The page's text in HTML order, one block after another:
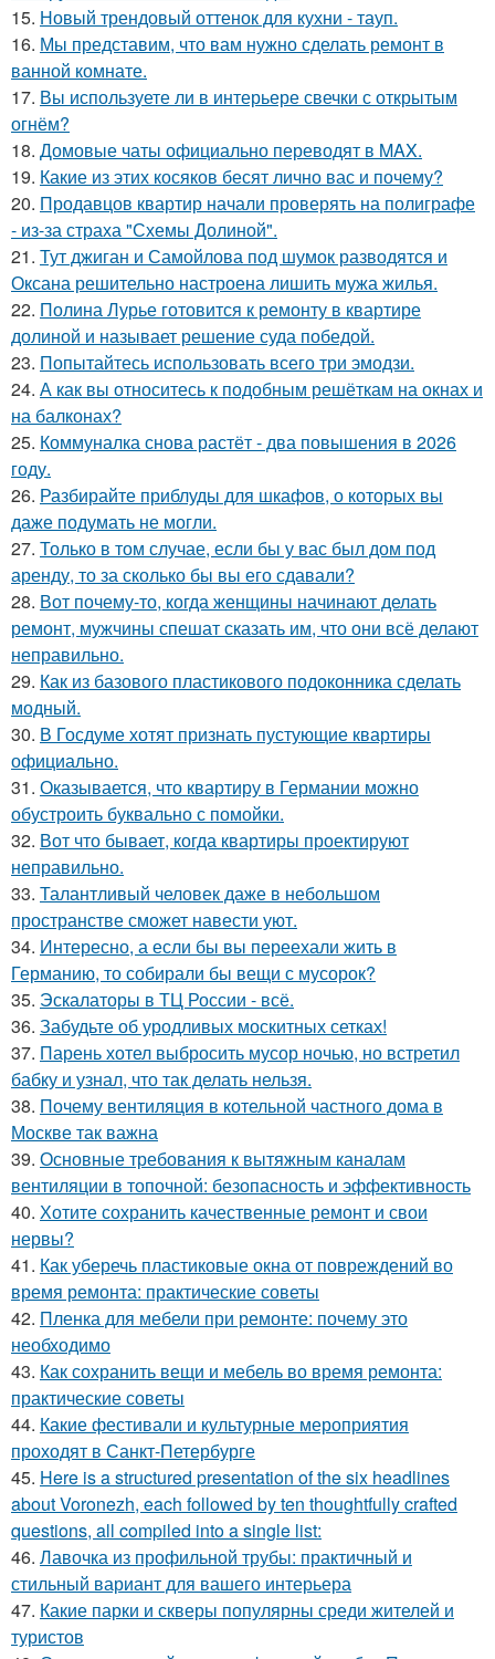
15. Новый трендовый оттенок для кухни - тауп.
16. Мы представим, что вам нужно сделать ремонт в
ванной комнате.
17. Вы используете ли в интерьере свечки с открытым
огнём?
18. Домовые чаты официально переводят в MAX.
19. Какие из этих косяков бесят лично вас и почему?
20. Продавцов квартир начали проверять на полиграфе
- из-за страха "Схемы Долиной".
21. Тут джиган и Самойлова под шумок разводятся и
Оксана решительно настроена лишить мужа жилья.
22. Полина Лурье готовится к ремонту в квартире
долиной и называет решение суда победой.
23. Попытайтесь использовать всего три эмодзи.
24. А как вы относитесь к подобным решёткам на окнах и
на балконах?
25. Коммуналка снова растёт - два повышения в 2026
году.
26. Разбирайте приблуды для шкафов, о которых вы
даже подумать не могли.
27. Только в том случае, если бы у вас был дом под
аренду, то за сколько бы вы его сдавали?
28. Вот почему-то, когда женщины начинают делать
ремонт, мужчины спешат сказать им, что они всё делают
неправильно.
29. Как из базового пластикового подоконника сделать
модный.
30. В Госдуме хотят признать пустующие квартиры
официально.
31. Оказывается, что квартиру в Германии можно
обустроить буквально с помойки.
32. Вот что бывает, когда квартиры проектируют
неправильно.
33. Талантливый человек даже в небольшом
пространстве сможет навести уют.
34. Интересно, а если бы вы переехали жить в
Германию, то собирали бы вещи с мусорок?
35. Эскалаторы в ТЦ России - всё.
36. Забудьте об уродливых москитных сетках!
37. Парень хотел выбросить мусор ночью, но встретил
бабку и узнал, что так делать нельзя.
38. Почему вентиляция в котельной частного дома в
Москве так важна
39. Основные требования к вытяжным каналам
вентиляции в топочной: безопасность и эффективность
40. Хотите сохранить качественные ремонт и свои
нервы?
41. Как уберечь пластиковые окна от повреждений во
время ремонта: практические советы
42. Пленка для мебели при ремонте: почему это
необходимо
43. Как сохранить вещи и мебель во время ремонта:
практические советы
44. Какие фестивали и культурные мероприятия
проходят в Санкт-Петербурге
45. Here is a structured presentation of the six headlines
about Voronezh, each followed by ten thoughtfully crafted
questions, all compiled into a single list:
46. Лавочка из профильной трубы: практичный и
стильный вариант для вашего интерьера
47. Какие парки и скверы популярны среди жителей и
туристов